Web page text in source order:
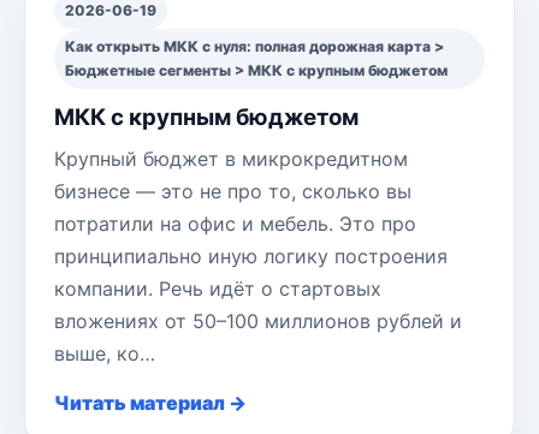
2026-06-19
Как открыть МКК с нуля: полная дорожная карта >
Бюджетные сегменты > МКК с крупным бюджетом
МКК с крупным бюджетом
Крупный бюджет в микрокредитном
бизнесе — это не про то, сколько вы
потратили на офис и мебель. Это про
принципиально иную логику построения
компании. Речь идёт о стартовых
вложениях от 50–100 миллионов рублей и
выше, ко…
Читать материал →